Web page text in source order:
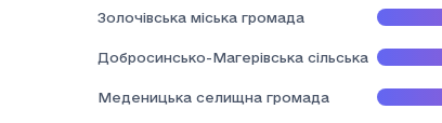
Золочівська міська громада
Добросинсько-Магерівська сільська громада
Меденицька селищна громада